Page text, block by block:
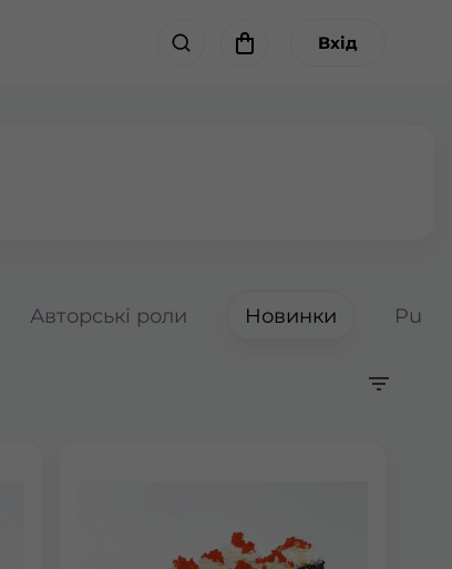
Вхід
Авторські роли Новинки